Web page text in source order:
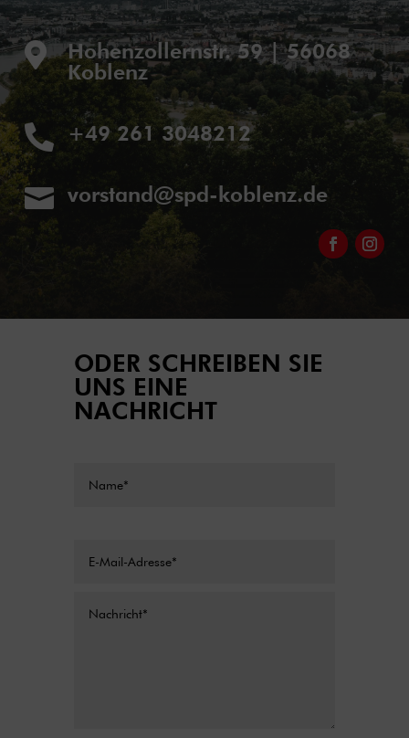

Hohenzollernstr. 59 | 56068
Koblenz
 +49 261 3048212
 vorstand@spd-koblenz.de
ODER SCHREIBEN SIE
UNS EINE
NACHRICHT